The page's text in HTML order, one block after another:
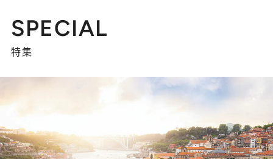
SPECIAL
特集